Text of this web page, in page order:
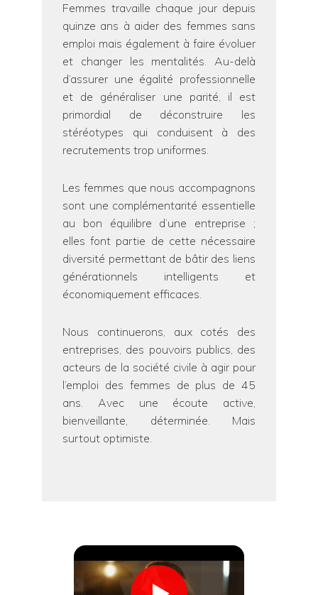
Femmes travaille chaque jour depuis
quinze ans à aider des femmes sans
emploi mais également à faire évoluer
et changer les mentalités. Au-delà
d’assurer une égalité professionnelle
et de généraliser une parité, il est
primordial de déconstruire les
stéréotypes qui conduisent à des
recrutements trop uniformes.
Les femmes que nous accompagnons
sont une complémentarité essentielle
au bon équilibre d’une entreprise ;
elles font partie de cette nécessaire
diversité permettant de bâtir des liens
générationnels intelligents et
économiquement efficaces.
Nous continuerons, aux cotés des
entreprises, des pouvoirs publics, des
acteurs de la société civile à agir pour
l’emploi des femmes de plus de 45
ans. Avec une écoute active,
bienveillante, déterminée. Mais
surtout optimiste.